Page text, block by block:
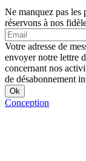
Ne manquez pas les
réservons à nos
Votre adresse de
envoyer notre lettre
concernant nos
de désabonnement
Conception